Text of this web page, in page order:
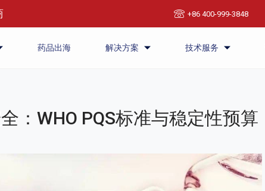
+86 400-999-3848
药品出海 解决方案 技术服务
：WHO PQS标准与稳定性预算